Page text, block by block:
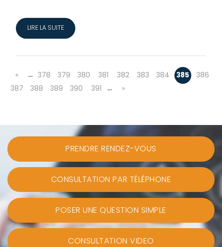
LIRE LA SUITE
« … 378 379 380 381 382 383 384 385
386
387
388 389 390 391 … »
PRENDRE RENDEZ-VOUS
CONSULTATION PAR TÉLÉPHONE
POSER UNE QUESTION SIMPLE
CONSULTATION VIDEO